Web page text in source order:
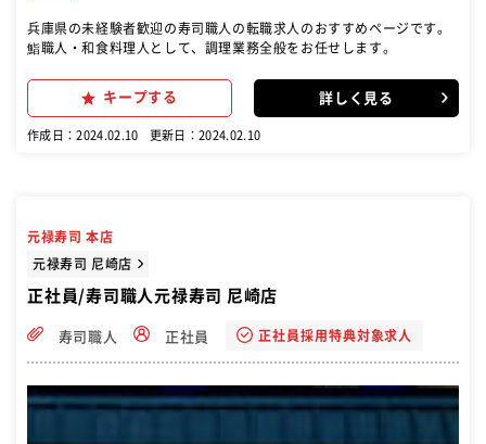
兵庫県の未経験者歓迎の寿司職人の転職求人のおすすめページです。
鮨職人・和食料理人として、調理業務全般をお任せします。
キープする 詳しく見る
作成日：2024.02.10 更新日：2024.02.10
元禄寿司 本店
元禄寿司 尼崎店
正社員/寿司職人元禄寿司 尼崎店
寿司職人 正社員 正社員採用特典対象求人